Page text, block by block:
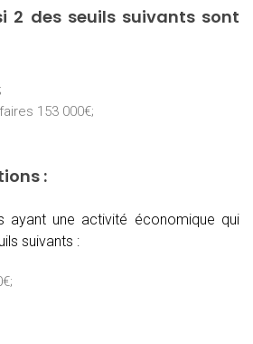
2 des seuils suivants sont
153 000€;
:
ayant une activité économique qui
suivants :